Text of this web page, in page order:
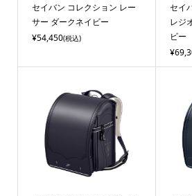
セイバン コレクション レー
サー ダークネイビー
¥54,450(税込)
セイ
レジ
ビー